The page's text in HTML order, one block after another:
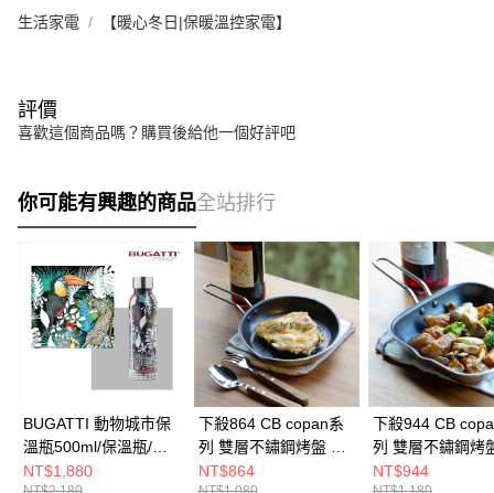
生活家電 【暖心冬日|保暖溫控家電】
評價
喜歡這個商品嗎？購買後給他一個好評吧
你可能有興趣的商品全站排行
BUGATTI 動物城市保
溫瓶500ml/保溫瓶/隨
身水瓶/不銹鋼保溫瓶
NT$1,880
下殺864 CB copan系
列 雙層不鏽鋼烤盤 圓
形 19cm/萬用烤盤/烤
NT$864
下殺944 CB
列 雙層不鏽鋼烤
形 18x18cm/萬
NT$944